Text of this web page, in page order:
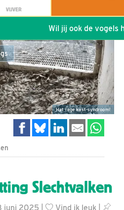
VIJVER
Wil jij ook de vogels
Het lege kast-syndroom!
Slechtvalken
juni 2025 | Vind ik leuk